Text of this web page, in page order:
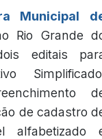
Municipal
Rio Grande
editais
de cadastro
alfabetizado